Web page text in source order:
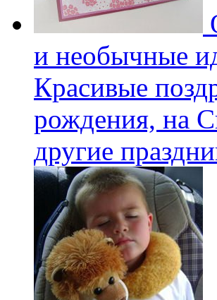
и необычные
Красивые
рождения, на
другие